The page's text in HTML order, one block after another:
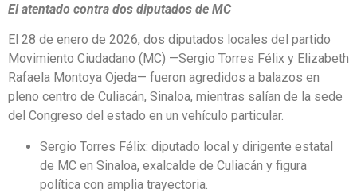
El atentado contra dos diputados de MC
El 28 de enero de 2026, dos diputados locales del partido
Movimiento Ciudadano (MC) —Sergio Torres Félix y Elizabeth
Rafaela Montoya Ojeda— fueron agredidos a balazos en
pleno centro de Culiacán, Sinaloa, mientras salían de la sede
del Congreso del estado en un vehículo particular.
Sergio Torres Félix: diputado local y dirigente estatal
de MC en Sinaloa, exalcalde de Culiacán y figura
política con amplia trayectoria.